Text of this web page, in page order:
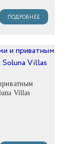
ПОДРОБНЕЕ
Villas